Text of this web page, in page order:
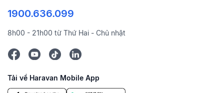
1900.636.099
8h00 - 21h00 từ Thứ Hai - Chủ nhật
Tải về Haravan Mobile App